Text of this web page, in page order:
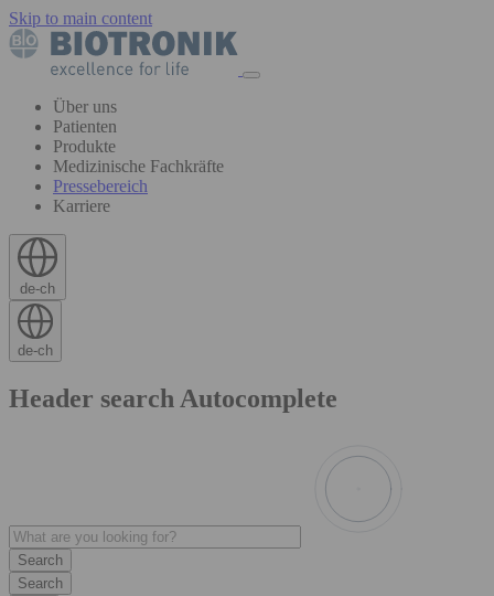
Skip to main content
Über uns
Patienten
Produkte
Medizinische Fachkräfte
Pressebereich
Karriere
de-ch
de-ch
Header search Autocomplete
Search